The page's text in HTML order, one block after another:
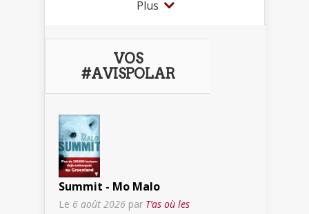
Plus
VOS
#AVISPOLAR
Summit - Mo Malo
Le 6 août 2026 par T’as où les